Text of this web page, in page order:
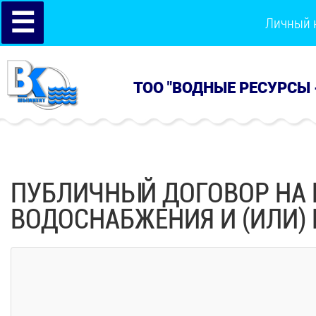
☰ Личный
ТОО "ВОДНЫЕ РЕСУРСЫ
ПУБЛИЧНЫЙ ДОГОВОР НА
ВОДОСНАБЖЕНИЯ И (ИЛИ)